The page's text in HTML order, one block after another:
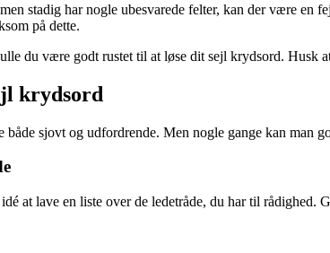
stadig har nogle ubesvarede felter, kan der være en
på dette.
du være godt rustet til at løse dit sejl krydsord. Husk
krydsord
sjovt og udfordrende. Men nogle gange kan
at lave en liste over de ledetråde, du har til